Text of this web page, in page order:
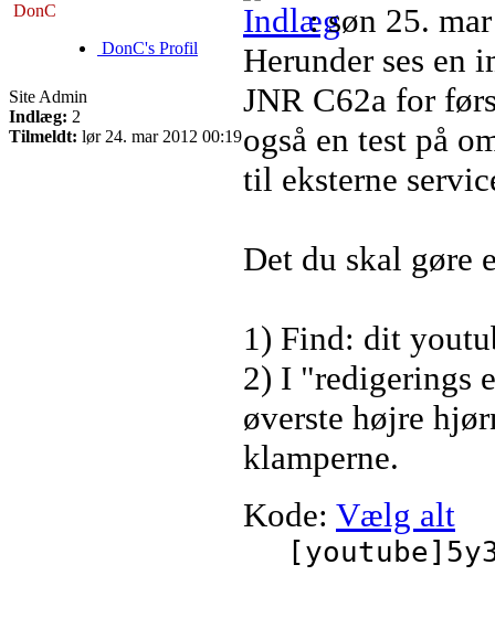
DonC
DonC's Profil
Site Admin
Indlæg: 2
Tilmeldt: lør 24. mar 2012 00:19
: søn 25.
Herunder ses en
JNR C62a for
også en test på
til eksterne
Det du skal gøre
1) Find: dit
2) I "redigerings
øverste højre
klamperne.
Kode: Vælg alt